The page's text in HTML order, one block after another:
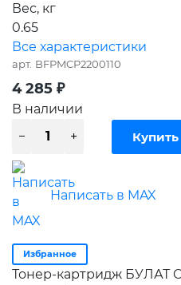
Вес, кг
0.65
Все характеристики
арт. BFPMCP2200110
4 285 ₽
В наличии
Написать в MAX
Избранное
Тонер-картридж БУЛАТ